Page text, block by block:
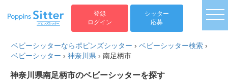
登録
ログイン
シッター
応募
ベビーシッターならポピンズシッター ›ベビーシッター検索 ›
ベビーシッター ›神奈川県 ›南足柄市
神奈川県南足柄市のベビーシッターを探す